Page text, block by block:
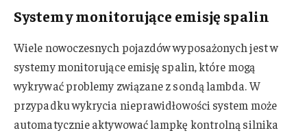
Systemy monitorujące emisję spalin
Wiele nowoczesnych pojazdów wyposażonych jest w
systemy monitorujące emisję spalin, które mogą
wykrywać problemy związane z sondą lambda. W
przypadku wykrycia nieprawidłowości system może
automatycznie aktywować lampkę kontrolną silnika